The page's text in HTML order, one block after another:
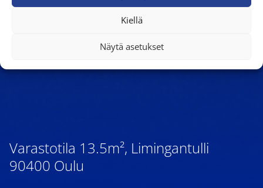
Kiellä
Näytä asetukset
Varastotila 13.5m², Limingantulli
90400 Oulu